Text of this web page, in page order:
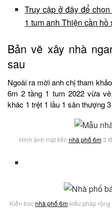
Truy cập ở đây để
1 tum anh Thiện cần hồ
Bản vẽ xây nhà
sau
Ngoài ra mời anh chị tham
6m 2 tầng 1 tum 2022 vừa
khác 1 trệt 1 lầu 1 sân thượng
Hình ảnh mặt tiền nhà phố 6m3
Kiến trúcnhà phố 6mkiểu pháp